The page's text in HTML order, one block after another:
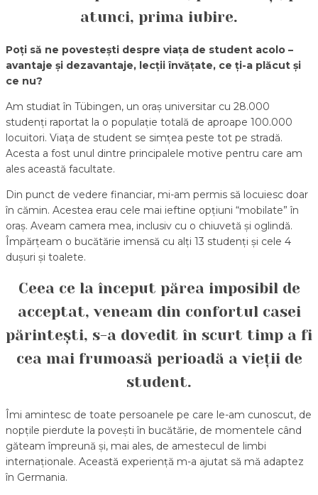
atunci, prima iubire.
Poți să ne povestești despre viața de student acolo –
avantaje și dezavantaje, lecții învățate, ce ți-a plăcut și
ce nu?
Am studiat în Tübingen, un oraș universitar cu 28.000
studenți raportat la o populație totală de aproape 100.000
locuitori. Viața de student se simțea peste tot pe stradă.
Acesta a fost unul dintre principalele motive pentru care am
ales această facultate.
Din punct de vedere financiar, mi-am permis să locuiesc doar
în cămin. Acestea erau cele mai ieftine opțiuni “mobilate” în
oraș. Aveam camera mea, inclusiv cu o chiuvetă și oglindă.
Împărțeam o bucătărie imensă cu alți 13 studenți și cele 4
dușuri și toalete.
Ceea ce la început părea imposibil de
acceptat, veneam din confortul casei
părintești, s-a dovedit în scurt timp a fi
cea mai frumoasă perioadă a vieții de
student.
Îmi amintesc de toate persoanele pe care le-am cunoscut, de
nopțile pierdute la povești în bucătărie, de momentele când
găteam împreună și, mai ales, de amestecul de limbi
internaționale. Această experiență m-a ajutat să mă adaptez
în Germania.